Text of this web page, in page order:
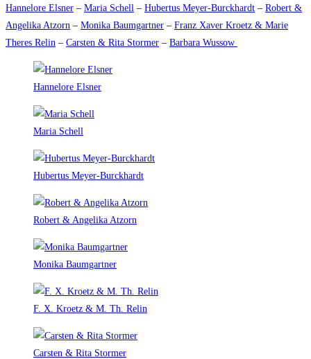
Hannelore Elsner – Maria Schell – Hubertus Meyer-Burckhardt – Robert &
Angelika Atzorn – Monika Baumgartner – Franz Xaver Kroetz & Marie
Theres Relin – Carsten & Rita Stormer – Barbara Wussow
Hannelore Elsner
Maria Schell
Hubertus Meyer-Burckhardt
Robert & Angelika Atzorn
Monika Baumgartner
F. X. Kroetz & M. Th. Relin
Carsten & Rita Stormer